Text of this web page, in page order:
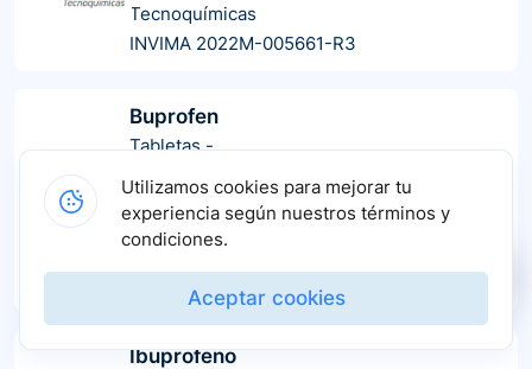
Tecnoquímicas
INVIMA 2022M-005661-R3
Buprofen
Tabletas-
250 und
20 und 60 und
10 und
100 und
Labquifar
Ibuprofeno
Utilizamos cookies para mejorar tu
experiencia según nuestros términos y
condiciones.
Aceptar cookies